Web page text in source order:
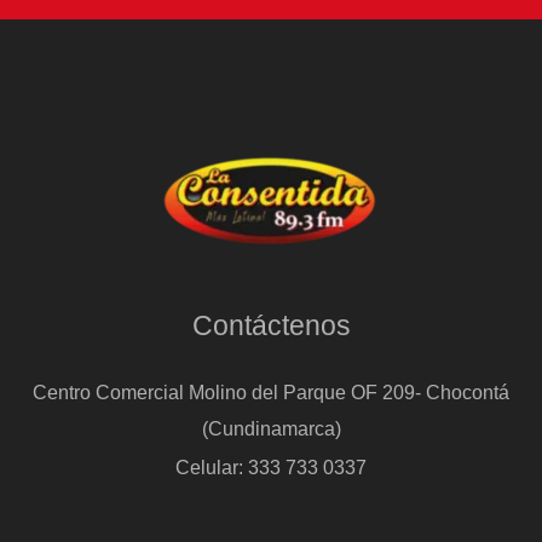
la
Contáctenos
Centro Comercial Molino del Parque OF 209- Chocontá
(Cundinamarca)
Celular: 333 733 0337